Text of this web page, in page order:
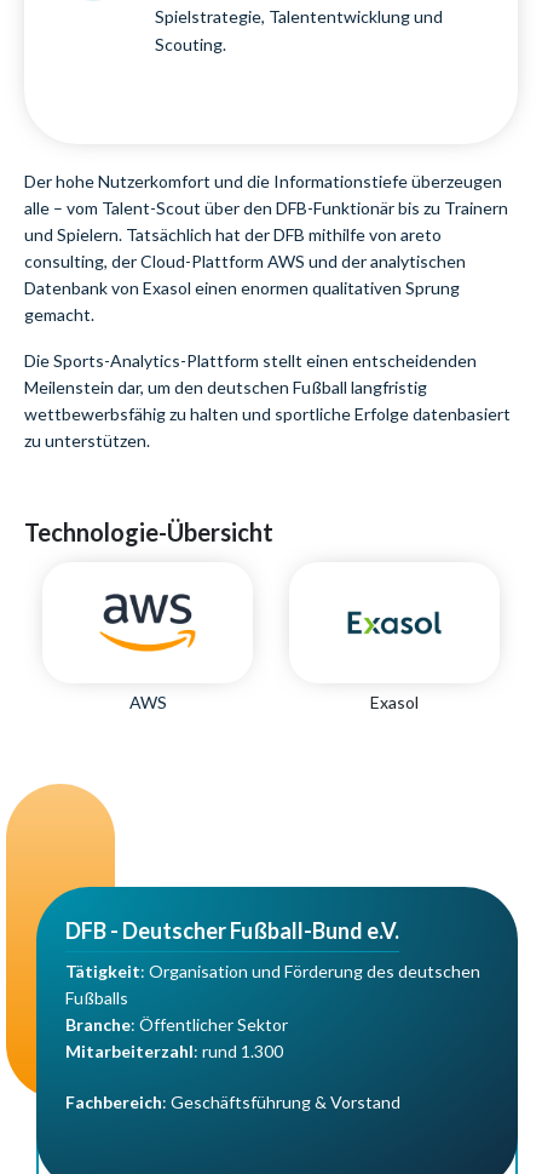
DFB - Deutscher Fußball-Bund e.V.
Tätigkeit: Organisation und Förderung des deutschen
Fußballs
Branche: Öffentlicher Sektor
Mitarbeiterzahl: rund 1.300
Fachbereich: Geschäftsführung & Vorstand
Spielstrategie, Talententwicklung und
Scouting.
Der hohe Nutzerkomfort und die Informationstiefe überzeugen
alle – vom Talent-Scout über den DFB-Funktionär bis zu Trainern
und Spielern. Tatsächlich hat der DFB mithilfe von areto
consulting, der Cloud-Plattform AWS und der analytischen
Datenbank von Exasol einen enormen qualitativen Sprung
gemacht.
Die Sports-Analytics-Plattform stellt einen entscheidenden
Meilenstein dar, um den deutschen Fußball langfristig
wettbewerbsfähig zu halten und sportliche Erfolge datenbasiert
zu unterstützen.
Technologie-Übersicht
AWS Exasol